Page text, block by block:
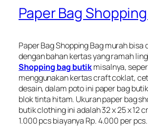
Paper Bag
Paper Bag Shopping Bag murah bisa
dengan bahan kertas yang ramah
Shopping bag butikmisalnya,
menggunakan kertas craft coklat,
desain, dalam poto ini paper bag
blok tinta hitam. Ukuran paper bag
butik clothing ini adalah 32 x 25 x 12
1.000 pcs biayanya Rp. 4.000 per pcs.